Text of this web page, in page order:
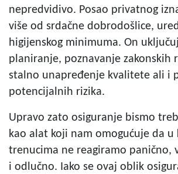
nepredvidivo. Posao privatnog
više od srdačne dobrodošlice,
higijenskog minimuma. On
planiranje, poznavanje zakonskih
stalno unapređenje kvalitete ali i
potencijalnih rizika.
Upravo zato osiguranje bismo
kao alat koji nam omogućuje da u
trenucima ne reagiramo panično,
i odlučno. Iako se ovaj oblik